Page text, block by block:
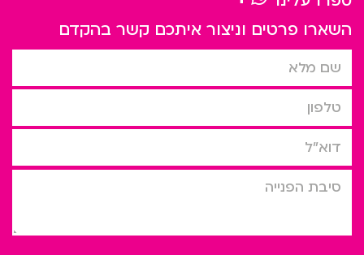
השארו פרטים וניצור איתכם קשר בהקדם
שם מלא
טלפון
דוא”ל
סיבת הפניה